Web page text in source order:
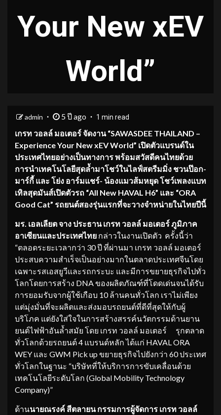
Your New xEV
World”
admin 5 ปี ago 1 min read
เกรท วอลล์ มอเตอร์ จัดงาน “SAWASDEE THAILAND –
Experience Your New xEV World” เปิดตัวแบรนด์ใน
ประเทศไทยอย่างเป็นทางการ พร้อมสวัสดีคนไทยด้วย
การนำเทคโนโลยีสุดล้ำมาโชว์ในไลฟ์สตรีมมิ่ง ชวนป๊อก-
มาร์กี้ และ โย่ง อาร์มแชร์- น้องแมวส้มหยุด โชว์เพลงแบท
เทิลสุดมันส์เปิดตัวรถ “All New HAVAL H6” และ “ORA
Good Cat” รถยนต์สองรุ่นแรกที่จะวางจำหน่ายในไทยปีนี้
มร. เอลเลียต จาง ประธาน เกรท วอลล์ มอเตอร์ ภูมิภาค
อาเซียนและประเทศไทย กล่าวในงานเปิดตัว ครั้งนี้ว่า
“ตลอดระยะเวลากว่า 30 ปี ที่ผ่านมา เกรท วอลล์ มอเตอร์
ประสบความสำเร็จเป็นอย่างมากในตลาดประเทศจีนโดย
เฉพาะรสเอสยูวีและรถกระบะ และมีการขยายธุรกิจไปทั่ว
โลกโดยการสร้าง DNA ของผลิตภัณฑ์ที่โดดเด่นจนได้รับ
การยอมรับจากผู้ใช้เกือบ 10 ล้านคนทั่วโลก เราไม่เพียง
แต่มุ่งมั่นที่จะผลิตและส่งมอบรถยนต์ที่ดีที่สุดให้กับผู้
บริโภค แต่ยังใส่ใจในการสร้างสรรค์นวัตกรรมด้านยาน
ยนต์ไฟฟ้าอันล้ำสมัย โดย เกรท วอลล์ มอเตอร์ รุกตลาด
ทั่วโลกด้วยรถยนต์ 4 แบรนด์หลัก ได้แก่ HAVAL ORA
WEY และ GWM Pick up ขยายธุรกิจไปยังกว่า 60 ประเทศ
ทั่วโลกในฐานะ “บริษัทที่ให้บริการการขับเคลื่อนด้วย
เทคโนโลยีระดับโลก (Global Mobility Technology
Company)”
ด้านนายณรงค์ สีตลายน กรรมการผู้จัดการ เกรท วอลล์